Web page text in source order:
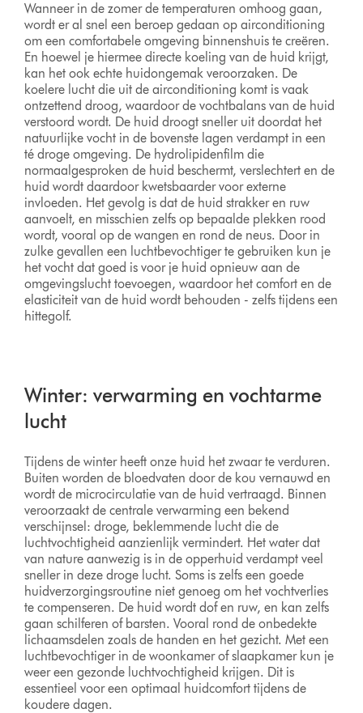
Wanneer in de zomer de temperaturen omhoog gaan,
wordt er al snel een beroep gedaan op airconditioning
om een comfortabele omgeving binnenshuis te creëren.
En hoewel je hiermee directe koeling van de huid krijgt,
kan het ook echte huidongemak veroorzaken. De
koelere lucht die uit de airconditioning komt is vaak
ontzettend droog, waardoor de vochtbalans van de huid
verstoord wordt. De huid droogt sneller uit doordat het
natuurlijke vocht in de bovenste lagen verdampt in een
té droge omgeving. De hydrolipidenfilm die
normaalgesproken de huid beschermt, verslechtert en de
huid wordt daardoor kwetsbaarder voor externe
invloeden. Het gevolg is dat de huid strakker en ruw
aanvoelt, en misschien zelfs op bepaalde plekken rood
wordt, vooral op de wangen en rond de neus. Door in
zulke gevallen een luchtbevochtiger te gebruiken kun je
het vocht dat goed is voor je huid opnieuw aan de
omgevingslucht toevoegen, waardoor het comfort en de
elasticiteit van de huid wordt behouden - zelfs tijdens een
hittegolf.
Winter: verwarming en vochtarme
lucht
Tijdens de winter heeft onze huid het zwaar te verduren.
Buiten worden de bloedvaten door de kou vernauwd en
wordt de microcirculatie van de huid vertraagd. Binnen
veroorzaakt de centrale verwarming een bekend
verschijnsel: droge, beklemmende lucht die de
luchtvochtigheid aanzienlijk vermindert. Het water dat
van nature aanwezig is in de opperhuid verdampt veel
sneller in deze droge lucht. Soms is zelfs een goede
huidverzorgingsroutine niet genoeg om het vochtverlies
te compenseren. De huid wordt dof en ruw, en kan zelfs
gaan schilferen of barsten. Vooral rond de onbedekte
lichaamsdelen zoals de handen en het gezicht. Met een
luchtbevochtiger in de woonkamer of slaapkamer kun je
weer een gezonde luchtvochtigheid krijgen. Dit is
essentieel voor een optimaal huidcomfort tijdens de
koudere dagen.